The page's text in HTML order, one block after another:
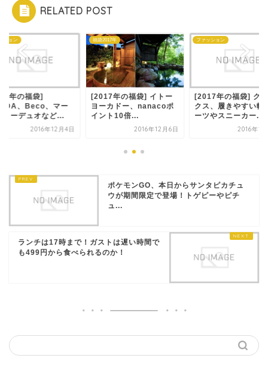
RELATED POST
ション
年の福袋]
、Beco、マー
リーデュオなど...
2016年12月4日
福袋2017年
[2017年の福袋] イトー
ヨーカドー、nanacoポ
イント10倍...
2016年12月6日
ファッション
[2017年の福袋] ク
クス、履きやすい軽
ーツやスニーカー...
2016年12
ポケモンGO、本日からサンタピカチュ
ウが期間限定で登場！トゲピーやピチ
ュ...
ランチは17時まで！ガストは遅い時間で
も499円から食べられるのか！